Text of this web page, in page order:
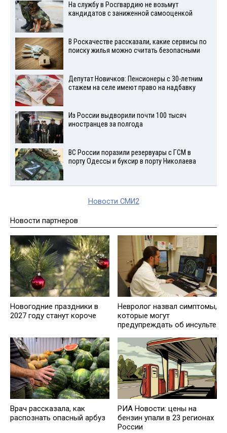
На службу в Росгвардию не возьмут
кандидатов с заниженной самооценкой
В Роскачестве рассказали, какие сервисы по
поиску жилья можно считать безопасными
Депутат Новичков: Пенсионеры с 30-летним
стажем на селе имеют право на надбавку
Из России выдворили почти 100 тысяч
иностранцев за полгода
ВС России поразили резервуары с ГСМ в
порту Одессы и буксир в порту Николаева
Новости СМИ2
Новости партнеров
Новогодние праздники в
2027 году станут короче
Невролог назвал симптомы,
которые могут
предупреждать об инсульте
Врач рассказала, как
распознать опасный арбуз
РИА Новости: цены на
бензин упали в 23 регионах
России